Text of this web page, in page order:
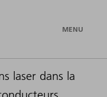
MENU
laser dans la